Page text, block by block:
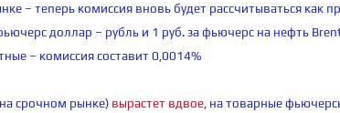
– теперь комиссия вновь будет рассчитываться как
доллар – рубль и 1 руб. за фьючерс на нефть
– комиссия составит 0,0014%
срочном рынке) вырастет вдвое , на товарные